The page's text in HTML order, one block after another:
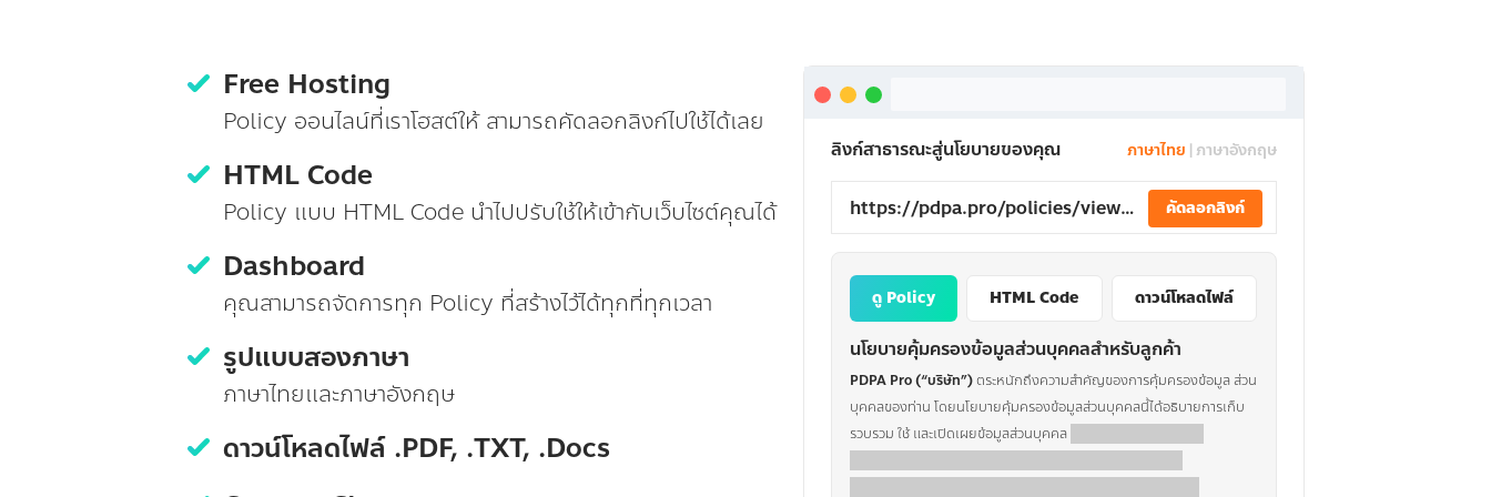
Free Hosting
Policy ออนไลน์ที่เราโฮสต์ให้ สามารถคัดลอกลิงก์ไปใช้ได้เลย
HTML Code
Policy แบบ HTML Code นำไปปรับใช้ให้เข้ากับเว็บไซต์คุณได้
Dashboard
คุณสามารถจัดการทุก Policy ที่สร้างไว้ได้ทุกที่ทุกเวลา
รูปแบบสองภาษา
ภาษาไทยและภาษาอังกฤษ
ดาวน์โหลดไฟล์ .PDF, .TXT, .Docs
ลิงก์สาธารณะสู่นโยบายของคุณ ภาษาไทย | ภาษาอังกฤษ
https://pdpa.pro/policies/view/th/RrzX71VwGqP23SmxRkaFAofR คัดลอกลิงก์
ดู Policy HTML Code ดาวน์โหลดไฟล์
นโยบายคุ้มครองข้อมูลส่วนบุคคลสำหรับลูกค้า
PDPA Pro (“บริษัท”)ตระหนักถึงความสำคัญของการคุ้มครองข้อมูล ส่วน
บุคคลของท่าน โดยนโยบายคุ้มครองข้อมูลส่วนบุคคลนี้ได้อธิบายการเก็บ
รวบรวม ใช้ และเปิดเผยข้อมูลส่วนบุคคล